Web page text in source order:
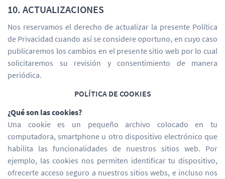
10. ACTUALIZACIONES
Nos reservamos el derecho de actualizar la presente Política
de Privacidad cuando así se considere oportuno, en cuyo caso
publicaremos los cambios en el presente sitio web por lo cual
solicitaremos su revisión y consentimiento de manera
periódica.
POLÍTICA DE COOKIES
¿Qué son las cookies?
Una cookie es un pequeño archivo colocado en tu
computadora, smartphone u otro dispositivo electrónico que
habilita las funcionalidades de nuestros sitios web. Por
ejemplo, las cookies nos permiten identificar tu dispositivo,
ofrecerte acceso seguro a nuestros sitios webs, e incluso nos